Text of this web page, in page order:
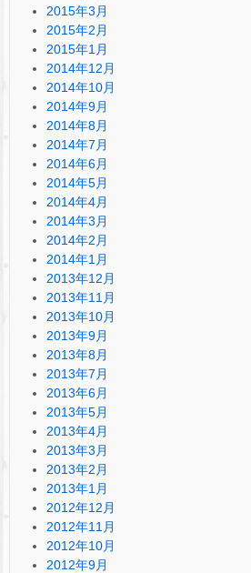
2015年3月
2015年2月
2015年1月
2014年12月
2014年10月
2014年9月
2014年8月
2014年7月
2014年6月
2014年5月
2014年4月
2014年3月
2014年2月
2014年1月
2013年12月
2013年11月
2013年10月
2013年9月
2013年8月
2013年7月
2013年6月
2013年5月
2013年4月
2013年3月
2013年2月
2013年1月
2012年12月
2012年11月
2012年10月
2012年9月